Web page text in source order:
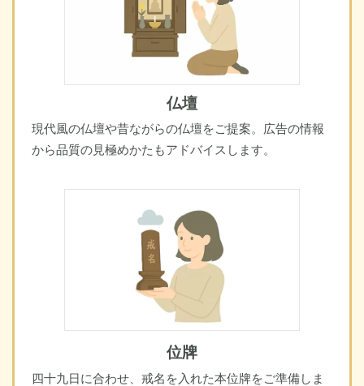
仏壇
現代風の仏壇や昔ながらの仏壇をご提案。広告の情報
から品質の見極めかたもアドバイスします。
位牌
四十九日に合わせ、戒名を入れた本位牌をご準備しま